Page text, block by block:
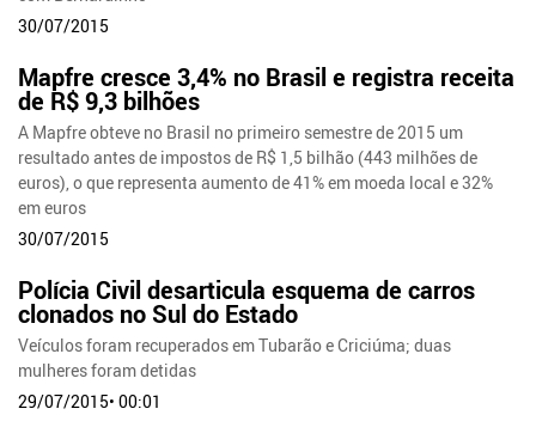
30/07/2015
Mapfre cresce 3,4% no Brasil e registra receita
de R$ 9,3 bilhões
A Mapfre obteve no Brasil no primeiro semestre de 2015 um
resultado antes de impostos de R$ 1,5 bilhão (443 milhões de
euros), o que representa aumento de 41% em moeda local e 32%
em euros
30/07/2015
Polícia Civil desarticula esquema de carros
clonados no Sul do Estado
Veículos foram recuperados em Tubarão e Criciúma; duas
mulheres foram detidas
29/07/2015• 00:01